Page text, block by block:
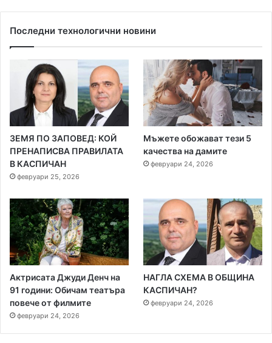
Последни технологични новини
ЗЕМЯ ПО ЗАПОВЕД: КОЙ
ПРЕНАПИСВА ПРАВИЛАТА
В КАСПИЧАН
февруари 25, 2026
Мъжете обожават тези 5
качества на дамите
февруари 24, 2026
Актрисата Джуди Денч на
91 години: Обичам театъра
повече от филмите
февруари 24, 2026
НАГЛА СХЕМА В ОБЩИНА
КАСПИЧАН?
февруари 24, 2026